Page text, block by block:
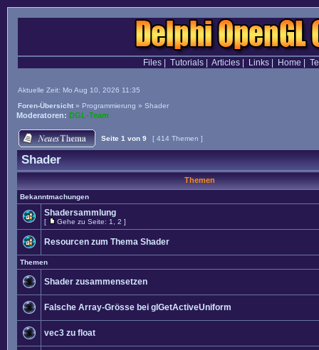
Files| Tutorials| Articles| Links| Home
Aktuelle Zeit: Mo Aug 10, 2026 11:35
Foren-Übersicht » Programmierung » Shader
Moderatoren: DGL-Team
Seite 1 von 9 [ 414 Themen ]
Shader
Themen
Bekanntmachungen
Shadersammlung
[ Gehe zu Seite: 1 2 ]
Resourcen zum Thema Shader
Themen
Shader zusammensetzen
Falsche Array-Grösse bei glGetActiveUniform
vec3 zu float